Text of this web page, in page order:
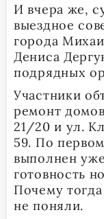
И вчера же,
выездное
города
Дениса
подрядных
Участники
ремонт
21/20 и ул.
59. По
выполнен
готовность
Почему
не поняли.